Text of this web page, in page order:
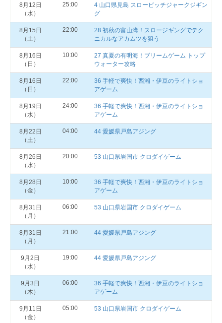
8月12日
（水）
25:00
4 山口県見島 スローピッチジャークジギン
グ
8月15日
（土）
22:00
28 初秋の富山湾！スロージギングでテク
ニカルなアカムツを狙う
8月16日
（日）
10:00
27 真夏の有明海！ブリームゲーム トップ
ウォーター攻略
8月16日
（日）
22:00
36 手軽で爽快！西湘・伊豆のライトショ
アゲーム
8月19日
（水）
24:00
36 手軽で爽快！西湘・伊豆のライトショ
アゲーム
8月22日
（土）
04:00 44 愛媛県戸島アジング
8月26日
（水）
20:00 53 山口県岩国市 クロダイゲーム
8月28日
（金）
10:00
36 手軽で爽快！西湘・伊豆のライトショ
アゲーム
8月31日
（月）
06:00 53 山口県岩国市 クロダイゲーム
8月31日
（月）
21:00 44 愛媛県戸島アジング
9月2日
（水）
19:00 44 愛媛県戸島アジング
9月3日
（木）
06:00
36 手軽で爽快！西湘・伊豆のライトショ
アゲーム
9月11日
（金）
05:00 53 山口県岩国市 クロダイゲーム